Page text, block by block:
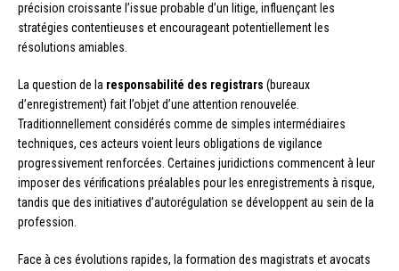
précision croissante l’issue probable d’un litige, influençant les
stratégies contentieuses et encourageant potentiellement les
résolutions amiables.
La question de la responsabilité des registrars (bureaux
d’enregistrement) fait l’objet d’une attention renouvelée.
Traditionnellement considérés comme de simples intermédiaires
techniques, ces acteurs voient leurs obligations de vigilance
progressivement renforcées. Certaines juridictions commencent à leur
imposer des vérifications préalables pour les enregistrements à risque,
tandis que des initiatives d’autorégulation se développent au sein de la
profession.
Face à ces évolutions rapides, la formation des magistrats et avocats